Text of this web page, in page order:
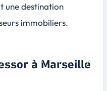
une destination
immobiliers.
à Marseille